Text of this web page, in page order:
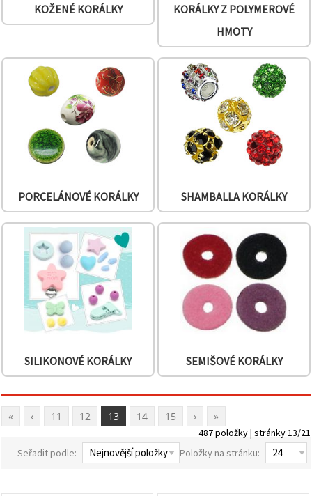
vše
Nastavení
KOŽENÉ KORÁLKY
KORÁLKY Z POLYMEROVÉ
HMOTY
PORCELÁNOVÉ KORÁLKY SHAMBALLA KORÁLKY
SILIKONOVÉ KORÁLKY SEMIŠOVÉ KORÁLKY
« ‹ 11 12 13 14 15 › »
487 položky | stránky 13/21
Seřadit podle:
Položky na stránku: